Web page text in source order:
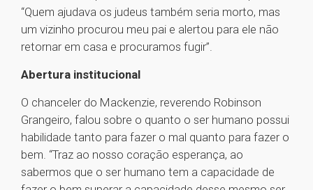
“Quem ajudava os judeus também seria morto, mas
um vizinho procurou meu pai e alertou para ele não
retornar em casa e procuramos fugir”.
Abertura institucional
O chanceler do Mackenzie, reverendo Robinson
Grangeiro, falou sobre o quanto o ser humano possui
habilidade tanto para fazer o mal quanto para fazer o
bem. “Traz ao nosso coração esperança, ao
sabermos que o ser humano tem a capacidade de